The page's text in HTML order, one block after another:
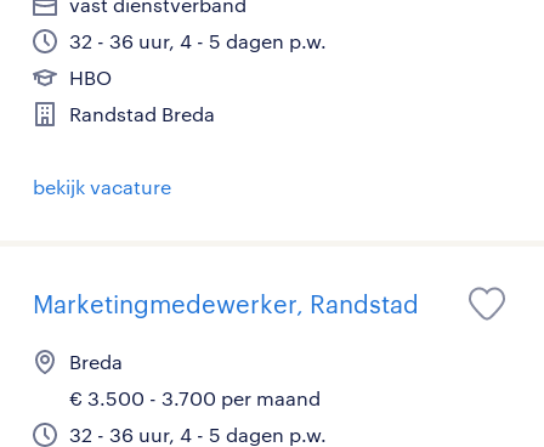
32 - 36 uur, 4 - 5 dagen p.w.
HBO
Randstad Breda
bekijk vacature
Marketingmedewerker, Randstad
Breda
€ 3.500 - 3.700 per maand
32 - 36 uur, 4 - 5 dagen p.w.